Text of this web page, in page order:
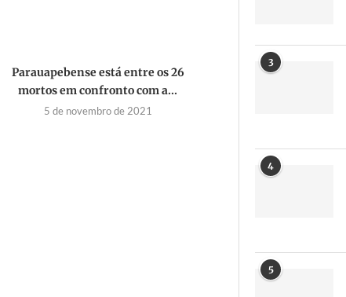
Parauapebense está entre os 26
mortos em confronto com a...
5 de novembro de 2021
Tragédia no bairro
criança é encontrada
10 de junho de 2026
3
4
5